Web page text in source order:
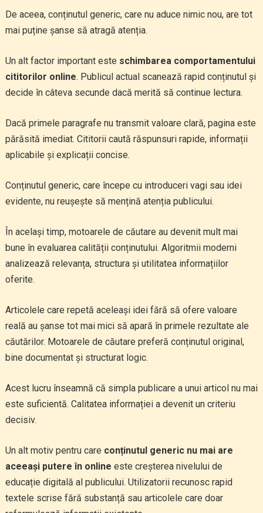
De aceea, conținutul generic, care nu aduce nimic nou, are tot
mai puține șanse să atragă atenția.
Un alt factor important este schimbarea comportamentului
cititorilor online. Publicul actual scanează rapid conținutul și
decide în câteva secunde dacă merită să continue lectura.
Dacă primele paragrafe nu transmit valoare clară, pagina este
părăsită imediat. Cititorii caută răspunsuri rapide, informații
aplicabile și explicații concise.
Conținutul generic, care începe cu introduceri vagi sau idei
evidente, nu reușește să mențină atenția publicului.
În același timp, motoarele de căutare au devenit mult mai
bune în evaluarea calității conținutului. Algoritmii moderni
analizează relevanța, structura și utilitatea informațiilor
oferite.
Articolele care repetă aceleași idei fără să ofere valoare
reală au șanse tot mai mici să apară în primele rezultate ale
căutărilor. Motoarele de căutare preferă conținutul original,
bine documentat și structurat logic.
Acest lucru înseamnă că simpla publicare a unui articol nu mai
este suficientă. Calitatea informației a devenit un criteriu
decisiv.
Un alt motiv pentru care conținutul generic nu mai are
aceeași putere în online este creșterea nivelului de
educație digitală al publicului. Utilizatorii recunosc rapid
textele scrise fără substanță sau articolele care doar